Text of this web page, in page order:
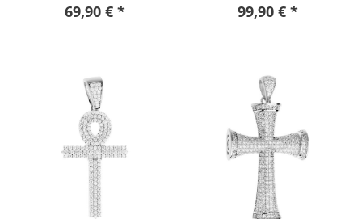
69,90 € * 99,90 € *